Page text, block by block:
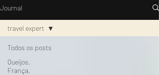
Journal
Todos os posts
Queijos,
França,
travel expert